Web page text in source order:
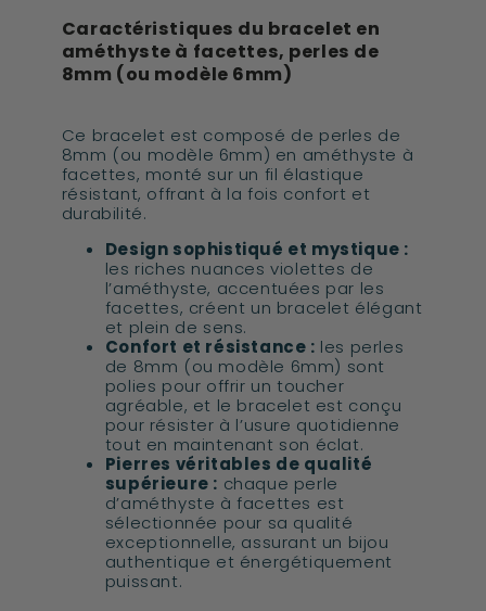
Caractéristiques du bracelet en
améthyste à facettes, perles de
8mm (ou modèle 6mm)
Ce bracelet est composé de perles de
8mm (ou modèle 6mm) en améthyste à
facettes, monté sur un fil élastique
résistant, offrant à la fois confort et
durabilité.
Design sophistiqué et mystique :
les riches nuances violettes de
l’améthyste, accentuées par les
facettes, créent un bracelet élégant
et plein de sens.
Confort et résistance : les perles
de 8mm (ou modèle 6mm) sont
polies pour offrir un toucher
agréable, et le bracelet est conçu
pour résister à l’usure quotidienne
tout en maintenant son éclat.
Pierres véritables de qualité
supérieure : chaque perle
d’améthyste à facettes est
sélectionnée pour sa qualité
exceptionnelle, assurant un bijou
authentique et énergétiquement
puissant.